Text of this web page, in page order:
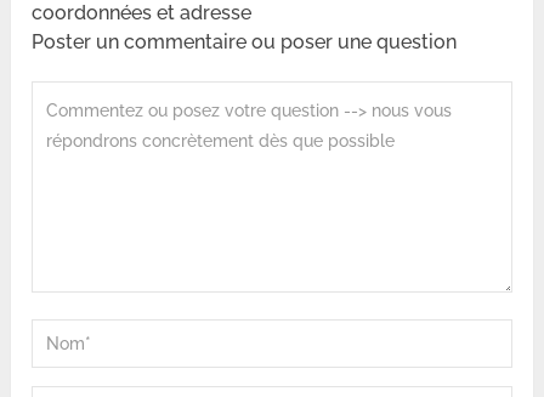
coordonnées et adresse
Poster un commentaire ou poser une question